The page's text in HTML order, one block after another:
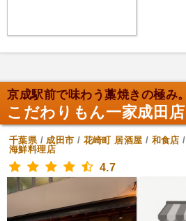
京成駅前で味わう藁焼きの極み。
こだわりもん一家成田店
千葉県/成田市 / 花崎町 居酒屋 / 和食店 /
海鮮料理店
4.7